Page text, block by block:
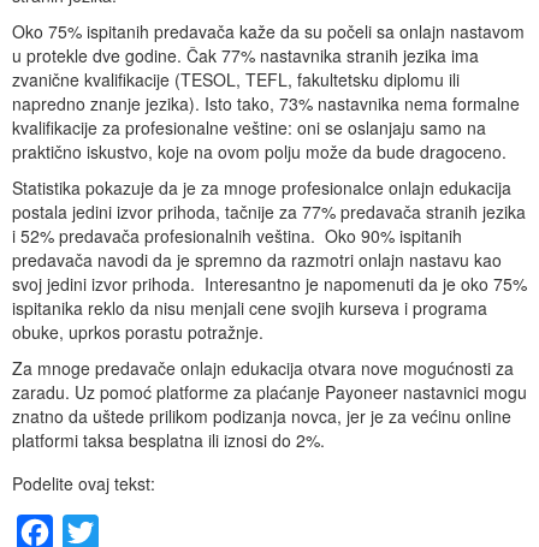
Oko 75% ispitanih predavača kaže da su počeli sa onlajn nastavom
u protekle dve godine. Čak 77% nastavnika stranih jezika ima
zvanične kvalifikacije (TESOL, TEFL, fakultetsku diplomu ili
napredno znanje jezika). Isto tako, 73% nastavnika nema formalne
kvalifikacije za profesionalne veštine: oni se oslanjaju samo na
praktično iskustvo, koje na ovom polju može da bude dragoceno.
Statistika pokazuje da je za mnoge profesionalce onlajn edukacija
postala jedini izvor prihoda, tačnije za 77% predavača stranih jezika
i 52% predavača profesionalnih veština. Oko 90% ispitanih
predavača navodi da je spremno da razmotri onlajn nastavu kao
svoj jedini izvor prihoda. Interesantno je napomenuti da je oko 75%
ispitanika reklo da nisu menjali cene svojih kurseva i programa
obuke, uprkos porastu potražnje.
Za mnoge predavače onlajn edukacija otvara nove mogućnosti za
zaradu. Uz pomoć platforme za plaćanje Payoneer nastavnici mogu
znatno da uštede prilikom podizanja novca, jer je za većinu online
platformi taksa besplatna ili iznosi do 2%.
Podelite ovaj tekst:
Facebook